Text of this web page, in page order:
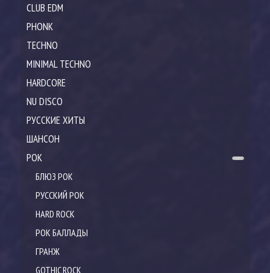
CLUB EDM
PHONK
TECHNO
MINIMAL TECHNO
HARDCORE
NU DISCO
РУССКИЕ ХИТЫ
ШАНСОН
РОК
БЛЮЗ РОК
РУССКИЙ РОК
HARD ROCK
РОК БАЛЛАДЫ
ГРАНЖ
GOTHIC ROCK